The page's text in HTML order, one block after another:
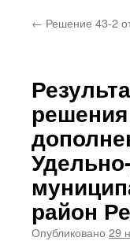
← Решение 43-2
район
Опубликовано 29